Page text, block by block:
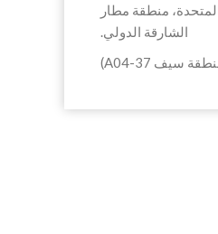
المتحدة، منطقة مطار
الشارقة الدولي.